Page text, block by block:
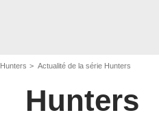
Hunters Actualité de la série Hunters
Hunters